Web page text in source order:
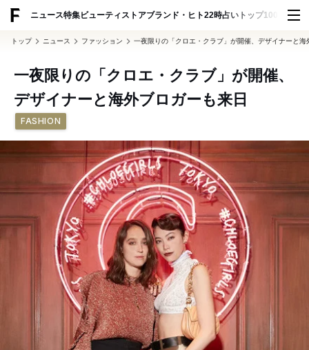
ニュース特集ビューティ ストアブランド・ヒト22時占い トップ100 スナッ
トップ ニュース ファッション 一夜限りの「クロエ・クラブ」が開催、デザイナーと海
一夜限りの「クロエ・クラブ」が開催、
デザイナーと海外ブロガーも来日
FASHION